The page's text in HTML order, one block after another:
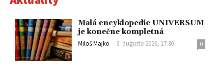
Malá encyklopedie UNIVERSUM
je konečne kompletná
Miloš Majko - 6. augusta 2026, 17:30 0